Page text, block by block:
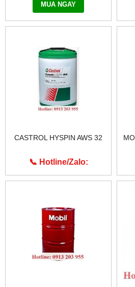
MUA NGAY
CASTROL HYSPIN AWS 32
📞 Hotline/Zalo:
0913.203.955